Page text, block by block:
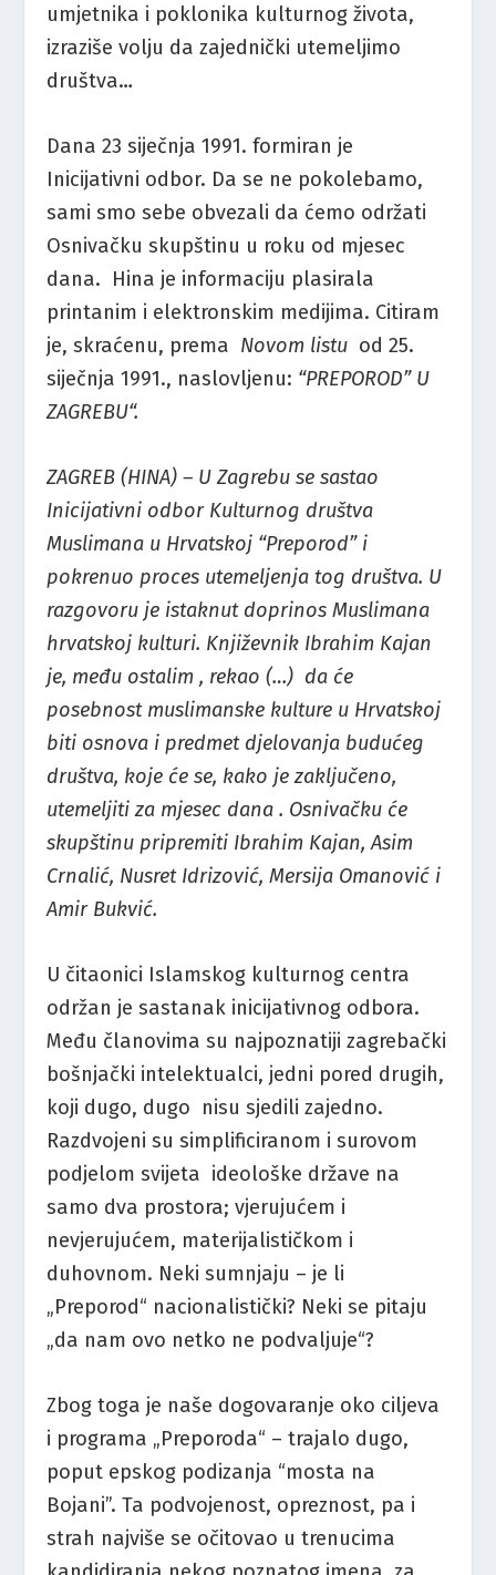
umjetnika i poklonika kulturnog života,
izraziše volju da zajednički utemeljimo
društva…
Dana 23 siječnja 1991. formiran je
Inicijativni odbor. Da se ne pokolebamo,
sami smo sebe obvezali da ćemo održati
Osnivačku skupštinu u roku od mjesec
dana. Hina je informaciju plasirala
printanim i elektronskim medijima. Citiram
je, skraćenu, prema Novom listu od 25.
siječnja 1991., naslovljenu: “PREPOROD” U
ZAGREBU“.
ZAGREB (HINA) – U Zagrebu se sastao
Inicijativni odbor Kulturnog društva
Muslimana u Hrvatskoj “Preporod” i
pokrenuo proces utemeljenja tog društva. U
razgovoru je istaknut doprinos Muslimana
hrvatskoj kulturi. Književnik Ibrahim Kajan
je, među ostalim , rekao (…) da će
posebnost muslimanske kulture u Hrvatskoj
biti osnova i predmet djelovanja budućeg
društva, koje će se, kako je zaključeno,
utemeljiti za mjesec dana . Osnivačku će
skupštinu pripremiti Ibrahim Kajan, Asim
Crnalić, Nusret Idrizović, Mersija Omanović i
Amir Bukvić.
U čitaonici Islamskog kulturnog centra
održan je sastanak inicijativnog odbora.
Među članovima su najpoznatiji zagrebački
bošnjački intelektualci, jedni pored drugih,
koji dugo, dugo nisu sjedili zajedno.
Razdvojeni su simplificiranom i surovom
podjelom svijeta ideološke države na
samo dva prostora; vjerujućem i
nevjerujućem, materijalističkom i
duhovnom. Neki sumnjaju – je li
„Preporod“ nacionalistički? Neki se pitaju
„da nam ovo netko ne podvaljuje“?
Zbog toga je naše dogovaranje oko ciljeva
i programa „Preporoda“ – trajalo dugo,
poput epskog podizanja “mosta na
Bojani”. Ta podvojenost, opreznost, pa i
strah najviše se očitovao u trenucima